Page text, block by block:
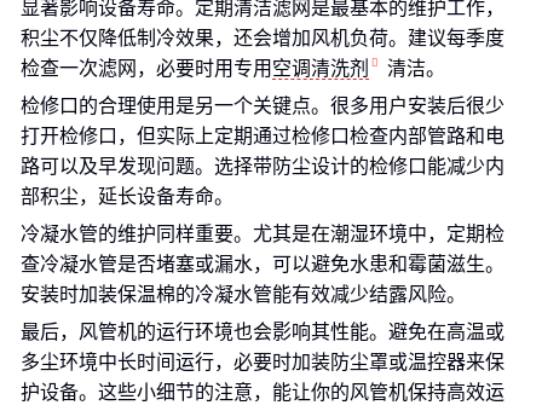
显著影响设备寿命。定期清洁滤网是最基本的维护工作，
积尘不仅降低制冷效果，还会增加风机负荷。建议每季度
检查一次滤网，必要时用专用 空调清洗剂
清洁。
检修口的合理使用是另一个关键点。很多用户安装后很少
打开检修口，但实际上定期通过检修口检查内部管路和电
路可以及早发现问题。选择带防尘设计的检修口能减少内
部积尘，延长设备寿命。
冷凝水管的维护同样重要。尤其是在潮湿环境中，定期检
查冷凝水管是否堵塞或漏水，可以避免水患和霉菌滋生。
安装时加装保温棉的冷凝水管能有效减少结露风险。
最后，风管机的运行环境也会影响其性能。避免在高温或
多尘环境中长时间运行，必要时加装防尘罩或温控器来保
护设备。这些小细节的注意，能让你的风管机保持高效运